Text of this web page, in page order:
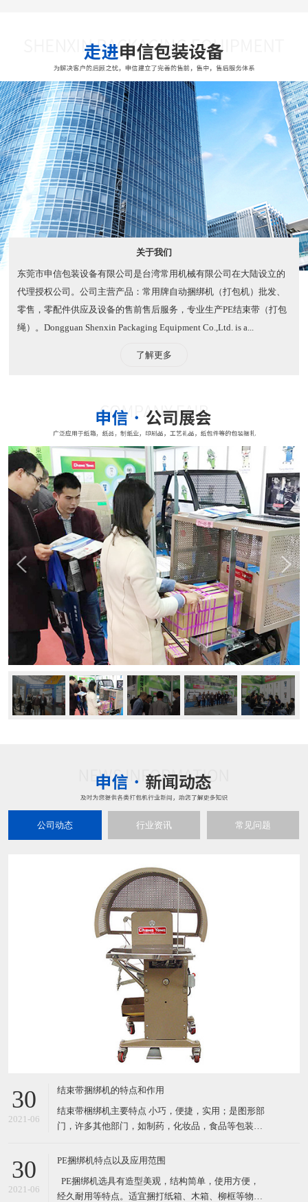
关于我们
东莞市申信包装设备有限公司是台湾常用机械有限公司在大陆设立的
代理授权公司。公司主营产品：常用牌自动捆绑机（打包机）批发、
零售，零配件供应及设备的售前售后服务，专业生产PE结束带（打包
绳）。​ Dongguan Shenxin Packaging Equipment Co.,Ltd. is a...
了解更多
公司动态 行业资讯 常见问题
30
2021-06
结束带捆绑机的特点和作用
结束带梱绑机主要特点 小巧，便捷，实用；是图形部
门，许多其他部门，如制药，化妆品，食品等包装产
板） 通过自动照片眼（自动装置）开始循环；按按钮
30mm*150mm) 3种捆扎带松紧级别设置 结束带捆
30
2021-06
PE捆绑机特点以及应用范围
​ PE捆绑机选具有造型美观，结构简单，使用方便，
经久耐用等特点。适宜捆打纸箱、木箱、柳框等物